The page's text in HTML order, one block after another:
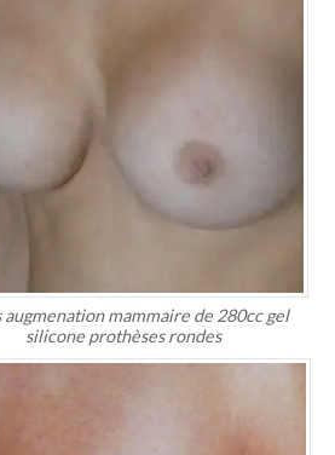
augmenation mammaire de 280cc gel
silicone prothèses rondes